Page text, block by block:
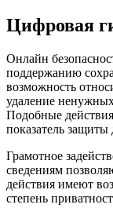
Цифровая
Онлайн
поддержанию
возможность
удаление
Подобные
показатель
Грамотное
сведениям
действия имеют
степень